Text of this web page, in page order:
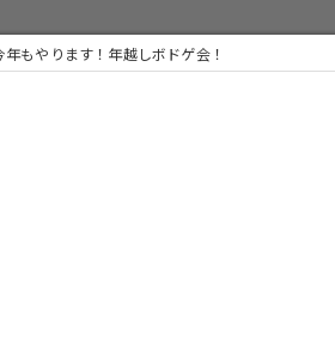
年もやります！年越しボドゲ会！